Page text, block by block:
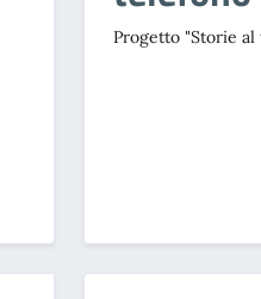
Progetto "Storie